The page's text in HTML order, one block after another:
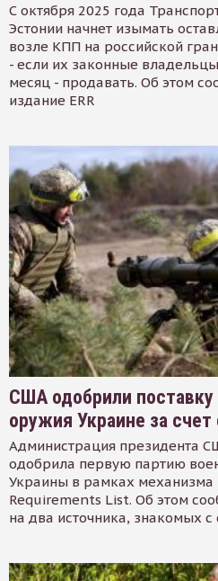
С октября 2025 года
Эстонии начнет изымать
возле КПП на российской
- если их законные
месяц - продавать. Об этом
издание ERR
США одобрили поставку
оружия Украине за
Администрация президента
одобрила первую партию
Украины в рамках
Requirements List. Об этом
на два источника, знакомых с